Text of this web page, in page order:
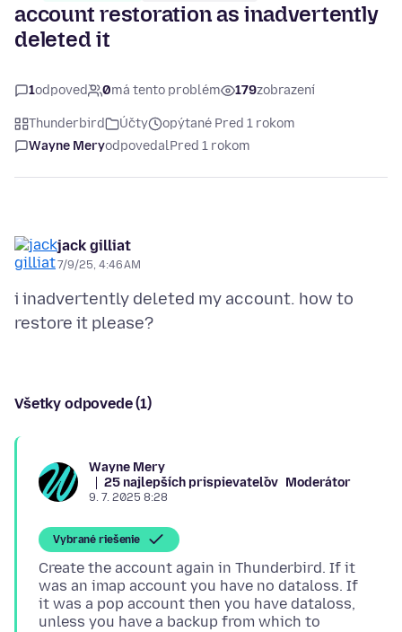
account restoration as inadvertently
deleted it
1odpoveď 0má tento problém 179zobrazení
Thunderbird Účty
opýtané Pred 1 rokom
Wayne MeryodpovedalPred 1 rokom
jack gilliat
7/9/25, 4:46 AM
i inadvertently deleted my account. how to
Všetky odpovede (1)
Wayne Mery
25 najlepších prispievateľov Moderátor
9. 7. 2025 8:28
Vybrané riešenie
Create the account again in Thunderbird. If it
was an imap account you have no dataloss. If
it was a pop account then you have dataloss,
unless you have a backup from which to